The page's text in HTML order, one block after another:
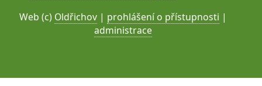
Web (c) Oldřichov | prohlášení o přístupnosti |
administrace